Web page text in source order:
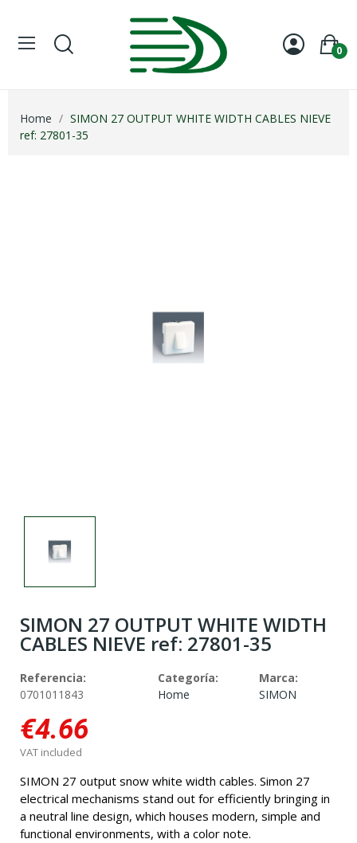
0
Home
SIMON 27 OUTPUT WHITE WIDTH CABLES NIEVE
ref: 27801-35
SIMON 27 OUTPUT WHITE WIDTH
CABLES NIEVE ref: 27801-35
Referencia:
0701011843
Categoría:
Home
Marca:
SIMON
€4.66
VAT included
SIMON 27 output snow white width cables. Simon 27
electrical mechanisms stand out for efficiently bringing in
a neutral line design, which houses modern, simple and
functional environments, with a color note.